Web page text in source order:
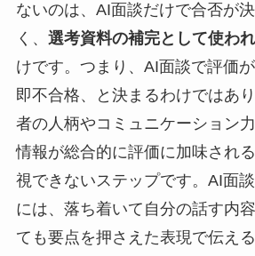
ないのは、AI面談だけで合否が
く、 選考資料の補完として使わ
けです。つまり、AI面談で評価
即不合格、と決まるわけではあ
者の人柄やコミュニケーション
情報が総合的に評価に加味され
視できないステップです。AI面
には、落ち着いて自分の話す内
ても要点を押さえた表現で伝え